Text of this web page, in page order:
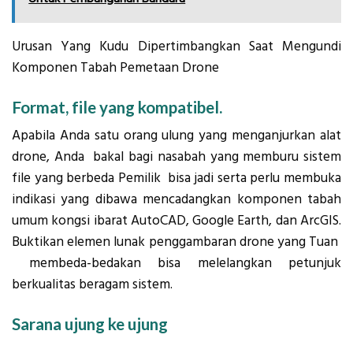
Urusan Yang Kudu Dipertimbangkan Saat Mengundi
Komponen Tabah Pemetaan Drone
Format, file yang kompatibel.
Apabila Anda satu orang ulung yang menganjurkan alat
drone, Anda bakal bagi nasabah yang memburu sistem
file yang berbeda Pemilik bisa jadi serta perlu membuka
indikasi yang dibawa mencadangkan komponen tabah
umum kongsi ibarat AutoCAD, Google Earth, dan ArcGIS.
Buktikan elemen lunak penggambaran drone yang Tuan
membeda-bedakan bisa melelangkan petunjuk
berkualitas beragam sistem.
Sarana ujung ke ujung